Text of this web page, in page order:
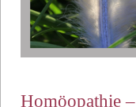
Homöopathie